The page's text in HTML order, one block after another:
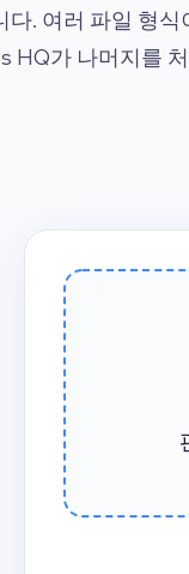
. 여러 파일 형
HQ가 나머지를